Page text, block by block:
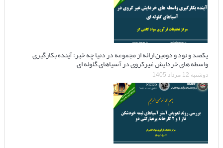
یکصد و نود و دومین ارائه از مجموعه در دنیا چه خبر: آینده بکارگیری
واسطه های خردایش غیرکروی در آسیاهای گلوله ای
دوشنبه 12 مرداد 1405